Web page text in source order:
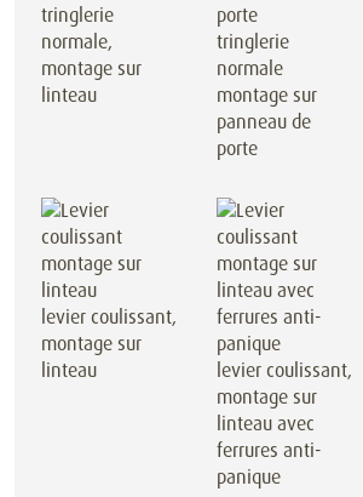
tringlerie
normale,
montage sur
linteau
tringlerie
normale
montage sur
panneau de
porte
levier coulissant,
montage sur
linteau
levier coulissant,
montage sur
linteau avec
ferrures anti-
panique